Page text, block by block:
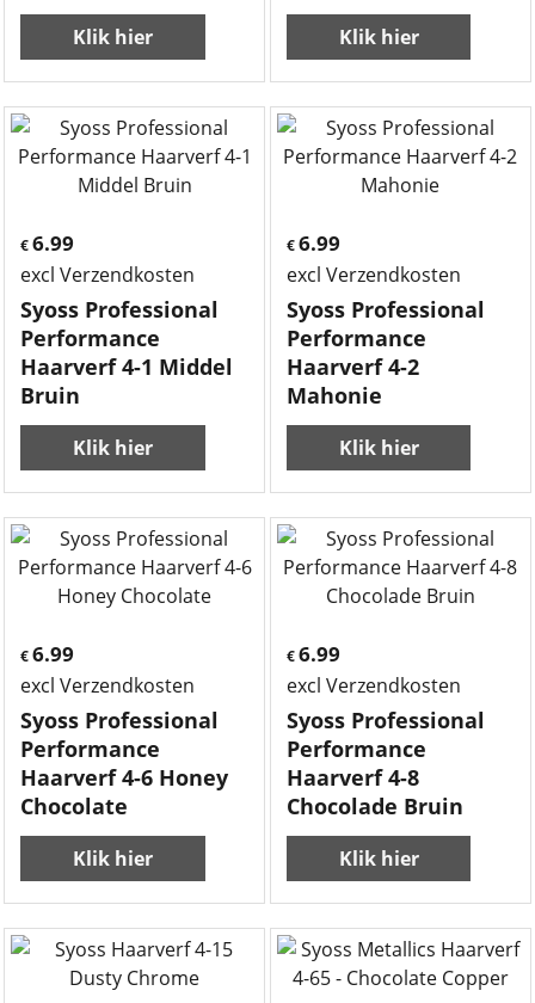
Klik hier Klik hier
€ 6.99
excl Verzendkosten
Syoss Professional
Performance
Haarverf 4-1 Middel
Bruin
Klik hier
€6.99
excl Verzendkosten
Syoss Professional
Performance
Haarverf 4-2
Mahonie
Klik hier
€ 6.99
excl Verzendkosten
Syoss Professional
Performance
Haarverf 4-6 Honey
Chocolate
Klik hier
€6.99
excl Verzendkosten
Syoss Professional
Performance
Haarverf 4-8
Chocolade Bruin
Klik hier